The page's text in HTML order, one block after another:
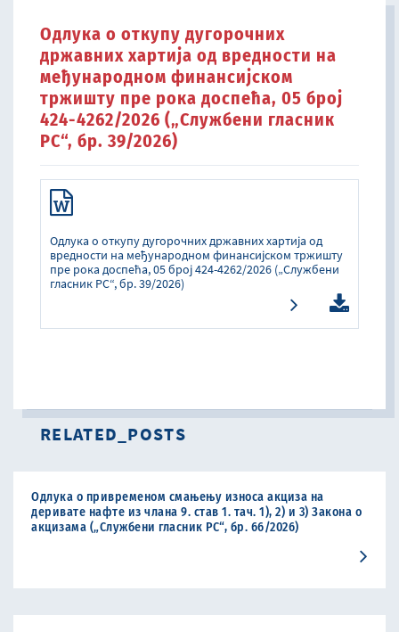
Одлука о oткупу дугорочних
државних хартија од вредности на
међународном финансијском
тржишту пре рока доспећа, 05 број
424-4262/2026 („Службени гласник
РС“, бр. 39/2026)
Одлука о oткупу дугорочних државних хартија од
вредности на међународном финансијском тржишту
пре рока доспећа, 05 број 424-4262/2026 („Службени
гласник РС“, бр. 39/2026)
RELATED_POSTS
Одлука о привременом смањењу износа акциза на
деривате нафте из члана 9. став 1. тач. 1), 2) и 3) Закона о
акцизама („Службени гласник РС“, бр. 66/2026)